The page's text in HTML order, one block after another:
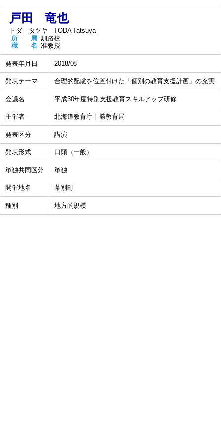
戸田 竜也
トダ タツヤ
TODA Tatsuya
所 属 釧路校
職 名 准教授
発表年月日 2018/08
発表テーマ 合理的配慮を位置付けた「個別の教育支援計画」の充実
会議名 平成30年度特別支援教育スキルアップ研修
主催者 北海道教育庁十勝教育局
発表区分 講演
発表形式 口頭（一般）
単独共同区分 単独
開催地名 幕別町
種別 地方的規模